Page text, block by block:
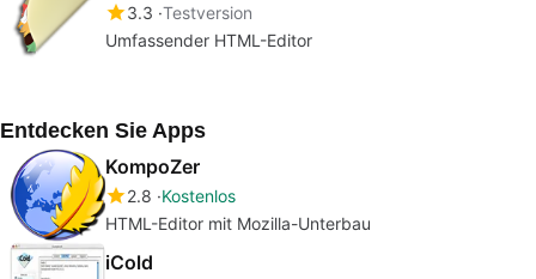
3.3 Testversion
Umfassender HTML-Editor
Entdecken Sie Apps
KompoZer
2.8 Kostenlos
HTML-Editor mit Mozilla-Unterbau
iCold